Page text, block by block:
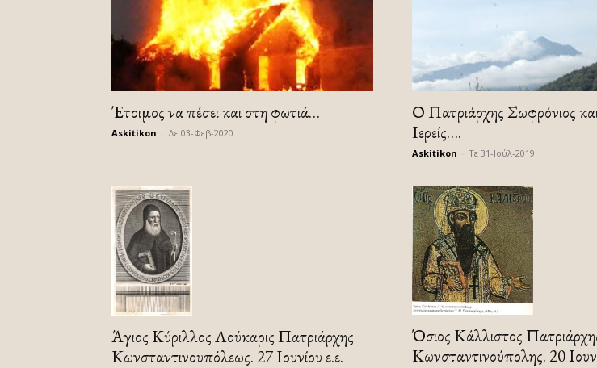
Έτοιμος να πέσει και στη φωτιά…
Askitikon Δε 03-Φεβ-2020
Ο Πατριάρχης Σωφρόνιος και
Ιερείς….
Askitikon Τε 31-Ιούλ-2019
Άγιος Κύριλλος Λούκαρις Πατριάρχης
Κωνσταντινουπόλεως. 27 Ιουνίου ε.ε.
Όσιος Κάλλιστος
Κωνσταντινούπολης. 20